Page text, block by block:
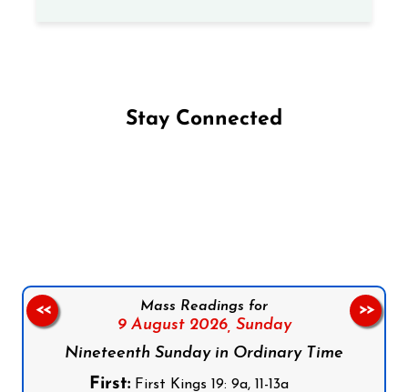
Stay Connected
Mass Readings for
9 August 2026, Sunday
Nineteenth Sunday in Ordinary Time
First: First Kings 19: 9a, 11-13a
<< >>